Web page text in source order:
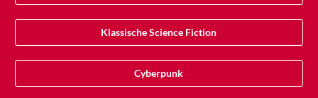
Klassische Science Fiction
Cyberpunk